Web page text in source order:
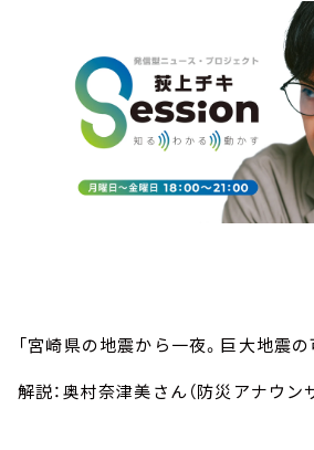
「宮崎県の地震から一夜。巨大地震の
解説：奥村奈津美さん（防災アナウン